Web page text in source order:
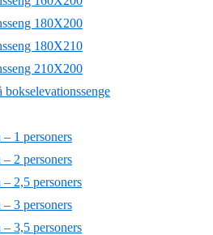
180X200
180X210
210X200
bokselevationssenge
– 1 personers
– 2 personers
– 2,5 personers
– 3 personers
– 3,5 personers